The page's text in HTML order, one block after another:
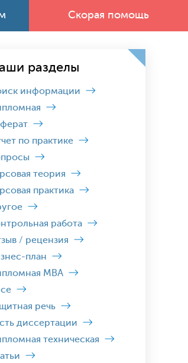
Скорая помощь
разделы
информации
по практике
теория
практика
работа
/ рецензия
план
MBA
речь
диссертации
техническая